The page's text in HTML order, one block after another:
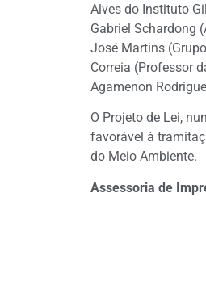
Alves do Instituto
Gabriel Schardong
José Martins
Correia (Professor
Agamenon
O Projeto de Lei,
favorável à
do Meio Ambiente.
Assessoria de